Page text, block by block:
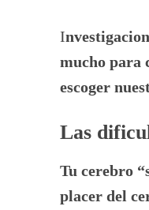
I
mucho para
escoger
Las
Tu cerebro
placer del